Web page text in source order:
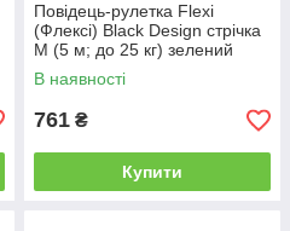
Повідець-рулетка Flexi
(Флексі) Black Design стрічка
M (5 м; до 25 кг) зелений
В наявності
761 ₴
Купити